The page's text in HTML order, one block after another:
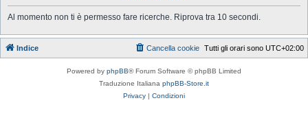
Al momento non ti è permesso fare ricerche. Riprova tra 10 secondi.
Indice Tutti gli orari sono UTC+02:00
Cancella cookie
Powered by phpBB® Forum Software © phpBB Limited
Traduzione Italiana phpBB-Store.it
Privacy | Condizioni